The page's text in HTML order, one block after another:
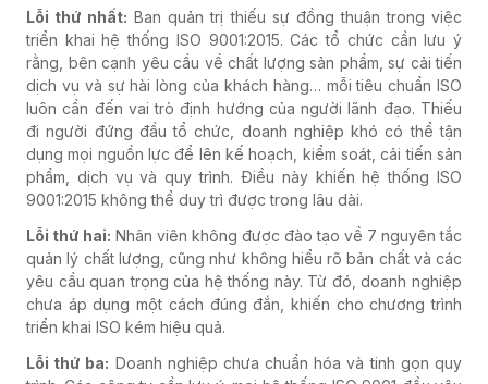
Lỗi thứ nhất: Ban quản trị thiếu sự đồng thuận trong việc
triển khai hệ thống ISO 9001:2015. Các tổ chức cần lưu ý
rằng, bên cạnh yêu cầu về chất lượng sản phẩm, sự cải tiến
dịch vụ và sự hài lòng của khách hàng… mỗi tiêu chuẩn ISO
luôn cần đến vai trò định hướng của người lãnh đạo. Thiếu
đi người đứng đầu tổ chức, doanh nghiệp khó có thể tận
dụng mọi nguồn lực để lên kế hoạch, kiểm soát, cải tiến sản
phẩm, dịch vụ và quy trình. Điều này khiến hệ thống ISO
9001:2015 không thể duy trì được trong lâu dài.
Lỗi thứ hai: Nhân viên không được đào tạo về 7 nguyên tắc
quản lý chất lượng, cũng như không hiểu rõ bản chất và các
yêu cầu quan trọng của hệ thống này. Từ đó, doanh nghiệp
chưa áp dụng một cách đúng đắn, khiến cho chương trình
triển khai ISO kém hiệu quả.
Lỗi thứ ba: Doanh nghiệp chưa chuẩn hóa và tinh gọn quy